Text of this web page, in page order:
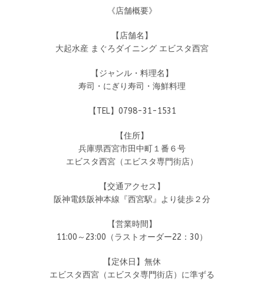
《店舗概要》
【店舗名】
大起水産 まぐろダイニング エビスタ西宮
【ジャンル・料理名】
寿司・にぎり寿司・海鮮料理
【TEL】0798-31-1531
【住所】
兵庫県西宮市田中町１番６号
エビスタ西宮（エビスタ専門街店）
【交通アクセス】
阪神電鉄阪神本線『西宮駅』より徒歩２分
【営業時間】
11:00～23:00（ラストオーダー22：30）
【定休日】無休
エビスタ西宮（エビスタ専門街店）に準ずる